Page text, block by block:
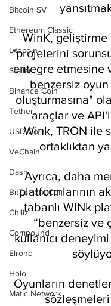
Bitcoin SV
Ethereum Classic
Litecoin
Stellar
Binance Coin
Tether
USD Coin
VeChain
Dash
BitTorrent Coin
Chiliz
Compound
Elrond
Holo
Matic Network
WinK,
"projelerini
entegre etmesine
benzersiz
oluşturmasına"
araçlar ve
Wink, TRON ile
ortaklıktan
Ayrıca, daha
platformlarının
tabanlı WINk
“benzersiz ve
kullanıcı deneyimi
Oyunların
sözleşmeleri